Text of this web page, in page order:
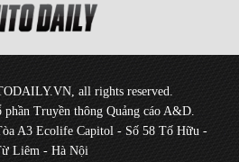
all rights reserved.
Truyền thông Quảng cáo A&D.
A3 Ecolife Capitol - Số 58 Tố Hữu -
Liêm - Hà Nội